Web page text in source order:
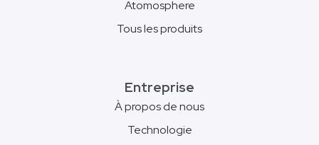
Atomosphere
Tous les produits
Entreprise
À propos de nous
Technologie